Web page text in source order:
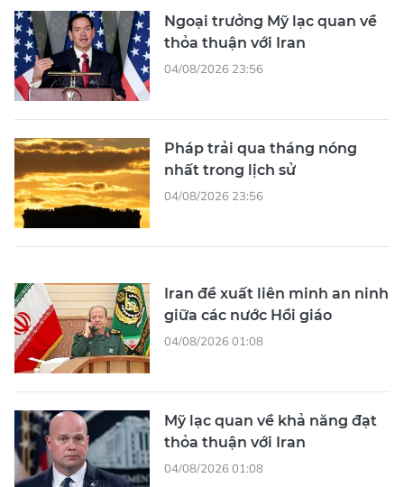
Ngoại trưởng Mỹ lạc quan về
thỏa thuận với Iran
04/08/2026 23:56
Pháp trải qua tháng nóng
nhất trong lịch sử
04/08/2026 23:56
Iran đề xuất liên minh an ninh
giữa các nước Hồi giáo
04/08/2026 01:08
Mỹ lạc quan về khả năng đạt
thỏa thuận với Iran
04/08/2026 01:08